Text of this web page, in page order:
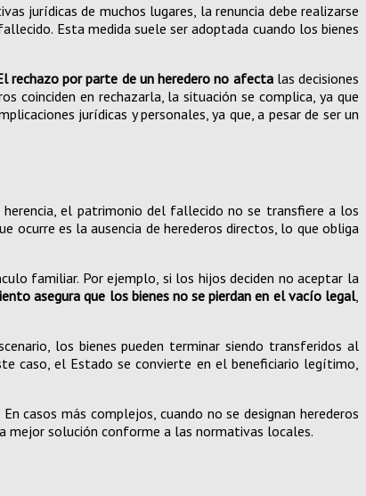
jurídicas de muchos lugares, la renuncia debe realizarse
Esta medida suele ser adoptada cuando los bienes
rechazo por parte de un heredero no afectalas decisiones
coinciden en rechazarla, la situación se complica, ya que
jurídicas y personales, ya que, a pesar de ser un
herencia, el patrimonio del fallecido no se transfiere a los
ocurre es la ausencia de herederos directos, lo que obliga
familiar. Por ejemplo, si los hijos deciden no aceptar la
asegura que los bienes no se pierdan en el vacío legal,
los bienes pueden terminar siendo transferidos al
caso, el Estado se convierte en el beneficiario legítimo,
casos más complejos, cuando no se designan herederos
mejor solución conforme a las normativas locales.